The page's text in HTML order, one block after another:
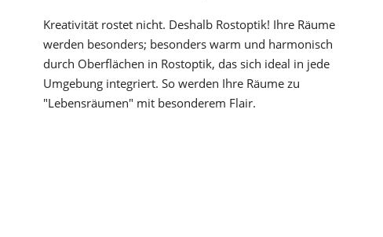
Kreativität rostet nicht. Deshalb Rostoptik! Ihre Räume
werden besonders; besonders warm und harmonisch
durch Oberflächen in Rostoptik, das sich ideal in jede
Umgebung integriert. So werden Ihre Räume zu
"Lebensräumen" mit besonderem Flair.